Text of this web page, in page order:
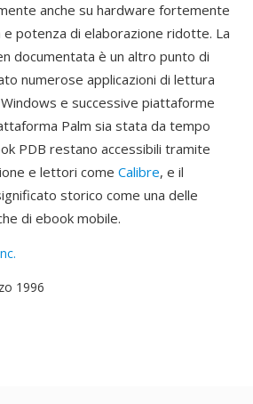
anche su hardware fortemente
potenza di elaborazione ridotte. La
documentata è un altro punto di
numerose applicazioni di lettura
e successive piattaforme
Palm sia stata da tempo
PDB restano accessibili tramite
e lettori come Calibre, e il
storico come una delle
di ebook mobile.
1996